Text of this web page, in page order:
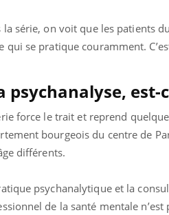
la série, on voit que les patients
qui se pratique couramment.
psychanalyse, est-
force le trait et reprend
bourgeois du centre de
différents.
psychanalytique et la
de la santé mentale
des Mains :
maladieYoutube
Youtube